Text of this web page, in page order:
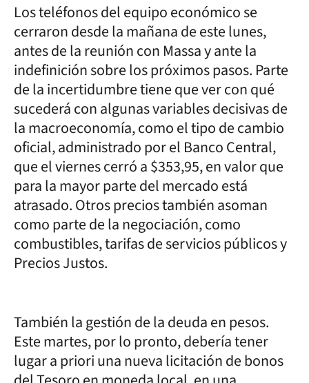
Los teléfonos del equipo económico se
cerraron desde la mañana de este lunes,
antes de la reunión con Massa y ante la
indefinición sobre los próximos pasos. Parte
de la incertidumbre tiene que ver con qué
sucederá con algunas variables decisivas de
la macroeconomía, como el tipo de cambio
oficial, administrado por el Banco Central,
que el viernes cerró a $353,95, en valor que
para la mayor parte del mercado está
atrasado. Otros precios también asoman
como parte de la negociación, como
combustibles, tarifas de servicios públicos y
Precios Justos.
También la gestión de la deuda en pesos.
Este martes, por lo pronto, debería tener
lugar a priori una nueva licitación de bonos